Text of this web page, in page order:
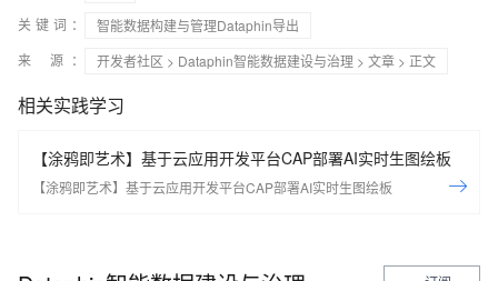
关键词：
智能数据构建与管理Dataphin导出
来 源：
开发者社区 > Dataphin智能数据建设与治理 > 文章 > 正文
相关实践学习
【涂鸦即艺术】基于云应用开发平台CAP部署AI实时生图绘板
【涂鸦即艺术】基于云应用开发平台CAP部署AI实时生图绘板